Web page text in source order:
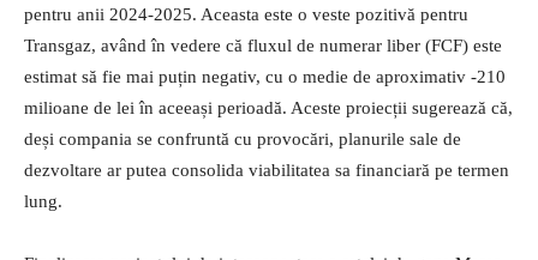
pentru anii 2024-2025. Aceasta este o veste pozitivă pentru
Transgaz, având în vedere că fluxul de numerar liber (FCF) este
estimat să fie mai puțin negativ, cu o medie de aproximativ -210
milioane de lei în aceeași perioadă. Aceste proiecții sugerează că,
deși compania se confruntă cu provocări, planurile sale de
dezvoltare ar putea consolida viabilitatea sa financiară pe termen
lung.